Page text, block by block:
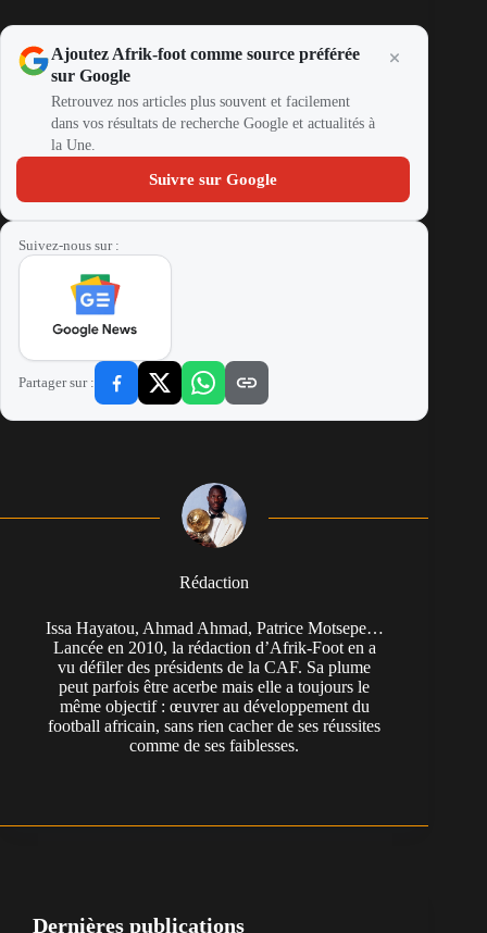
Ajoutez Afrik-foot comme source préférée
sur Google
Retrouvez nos articles plus souvent et facilement
dans vos résultats de recherche Google et actualités à
la Une.
Suivre sur Google
Suivez-nous sur :
Partager sur :
Rédaction
Issa Hayatou, Ahmad Ahmad, Patrice Motsepe…
Lancée en 2010, la rédaction d’Afrik-Foot en a
vu défiler des présidents de la CAF. Sa plume
peut parfois être acerbe mais elle a toujours le
même objectif : œuvrer au développement du
football africain, sans rien cacher de ses réussites
comme de ses faiblesses.
Dernières publications